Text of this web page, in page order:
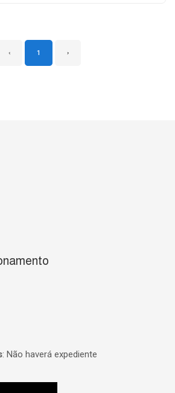
‹ 1 ›
: Não haverá expediente